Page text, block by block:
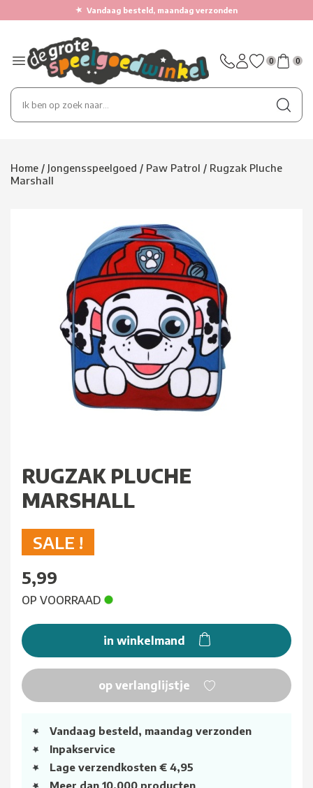
★ Vandaag besteld, maandag verzonden
0 0
Home / Jongensspeelgoed / Paw Patrol / Rugzak Pluche
Marshall
RUGZAK PLUCHE
MARSHALL
SALE !
5,99
OP VOORRAAD
in winkelmand
op verlanglijstje
Vandaag besteld, maandag verzonden
Inpakservice
Lage verzendkosten € 4,95
Meer dan 10.000 producten